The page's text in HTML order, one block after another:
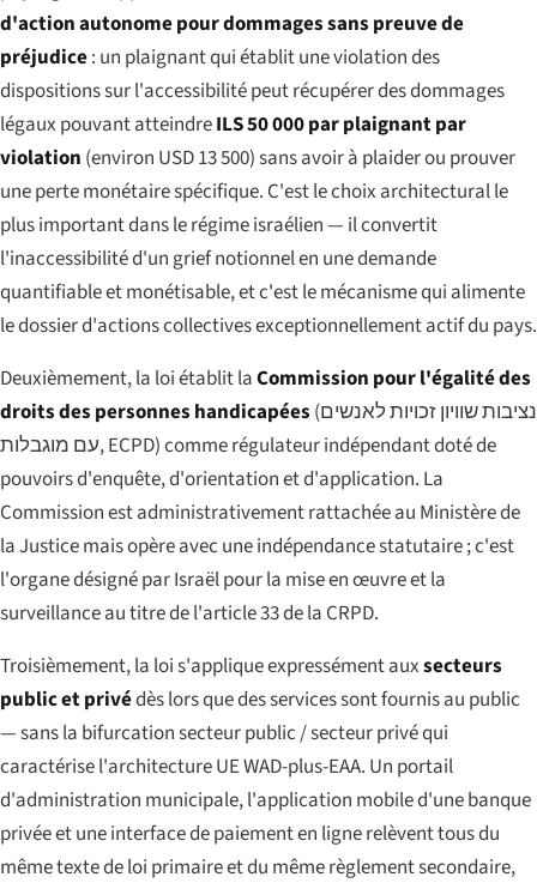
d'action autonome pour dommages sans preuve de
préjudice: un plaignant qui établit une violation des
dispositions sur l'accessibilité peut récupérer des dommages
légaux pouvant atteindreILS 50 000 par plaignant par
violation (environ USD 13 500) sans avoir à plaider ou prouver
une perte monétaire spécifique. C'est le choix architectural le
plus important dans le régime israélien — il convertit
l'inaccessibilité d'un grief notionnel en une demande
quantifiable et monétisable, et c'est le mécanisme qui alimente
le dossier d'actions collectives exceptionnellement actif du pays.
Deuxièmement, la loi établit laCommission pour l'égalité des
droits des personnes handicapées (נציבות שוויון זכויות לאנשים
עם מוגבלות, ECPD) comme régulateur indépendant doté de
pouvoirs d'enquête, d'orientation et d'application. La
Commission est administrativement rattachée au Ministère de
la Justice mais opère avec une indépendance statutaire ; c'est
l'organe désigné par Israël pour la mise en œuvre et la
surveillance au titre de l'article 33 de la CRPD.
Troisièmement, la loi s'applique expressément auxsecteurs
public et privédès lors que des services sont fournis au public
— sans la bifurcation secteur public / secteur privé qui
caractérise l'architecture UE WAD-plus-EAA. Un portail
d'administration municipale, l'application mobile d'une banque
privée et une interface de paiement en ligne relèvent tous du
même texte de loi primaire et du même règlement secondaire,